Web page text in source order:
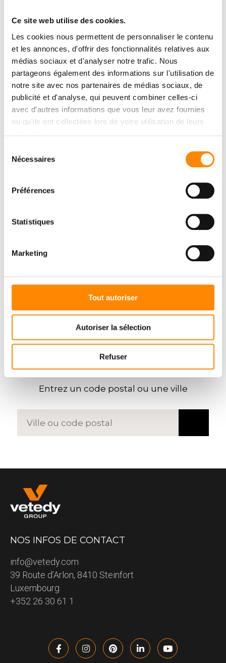
Ce site web utilise des cookies.
Les cookies nous permettent de personnaliser le contenu
et les annonces, d'offrir des fonctionnalités relatives aux
médias sociaux et d'analyser notre trafic. Nous
partageons également des informations sur l'utilisation de
notre site avec nos partenaires de médias sociaux, de
publicité et d'analyse, qui peuvent combiner celles-ci
avec d'autres informations que vous leur avez fournies
ou qu'ils ont collectées lors de votre utilisation de leurs
Nécessaires
Préférences
Statistiques
Marketing
Tout autoriser
Autoriser la sélection
Refuser
CENTRE DE
Consulter et télécharger des documents
TROUVER UNREVENDEUR
Entrez un code postal ou une ville
NOS INFOS DE CONTACT
info@vetedy.com
39 Route d’Arlon, 8410 Steinfort
Luxembourg
+352 26 30 61 1